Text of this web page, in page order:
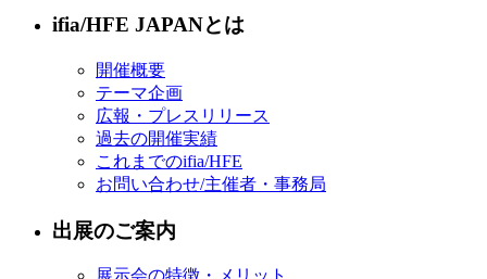
ifia/HFE JAPANとは
開催概要
テーマ企画
広報・プレスリリース
過去の開催実績
これまでのifia/HFE
お問い合わせ/主催者・事務局
出展のご案内